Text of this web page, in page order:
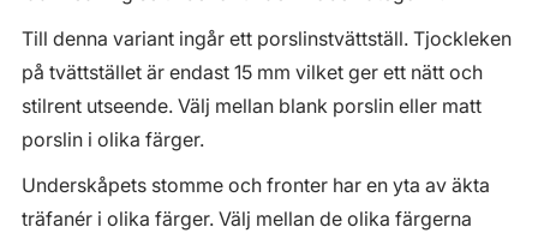
Till denna variant ingår ett porslinstvättställ. Tjockleken
på tvättstället är endast 15 mm vilket ger ett nätt och
stilrent utseende. Välj mellan blank porslin eller matt
porslin i olika färger.
Underskåpets stomme och fronter har en yta av äkta
träfanér i olika färger. Välj mellan de olika färgerna